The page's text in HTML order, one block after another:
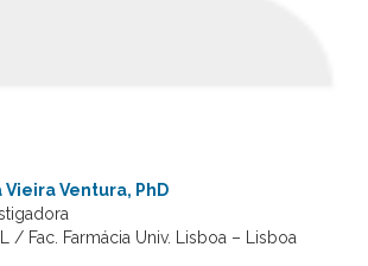
Vieira Ventura, PhD
/ Fac. Farmácia Univ. Lisboa – Lisboa